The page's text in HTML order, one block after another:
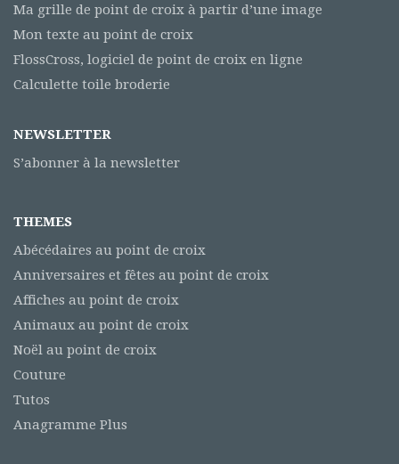
Ma grille de point de croix à partir d’une image
Mon texte au point de croix
FlossCross, logiciel de point de croix en ligne
Calculette toile broderie
NEWSLETTER
S’abonner à la newsletter
THEMES
Abécédaires au point de croix
Anniversaires et fêtes au point de croix
Affiches au point de croix
Animaux au point de croix
Noël au point de croix
Couture
Tutos
Anagramme Plus